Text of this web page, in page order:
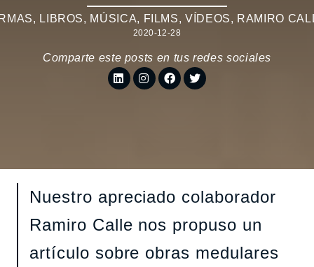
, LIBROS, MÚSICA, FILMS, VÍDEOS, RAMIRO
2020-12-28
Comparte este posts en tus redes sociales
Nuestro apreciado colaborador
Ramiro Calle nos propuso un
artículo sobre obras medulares